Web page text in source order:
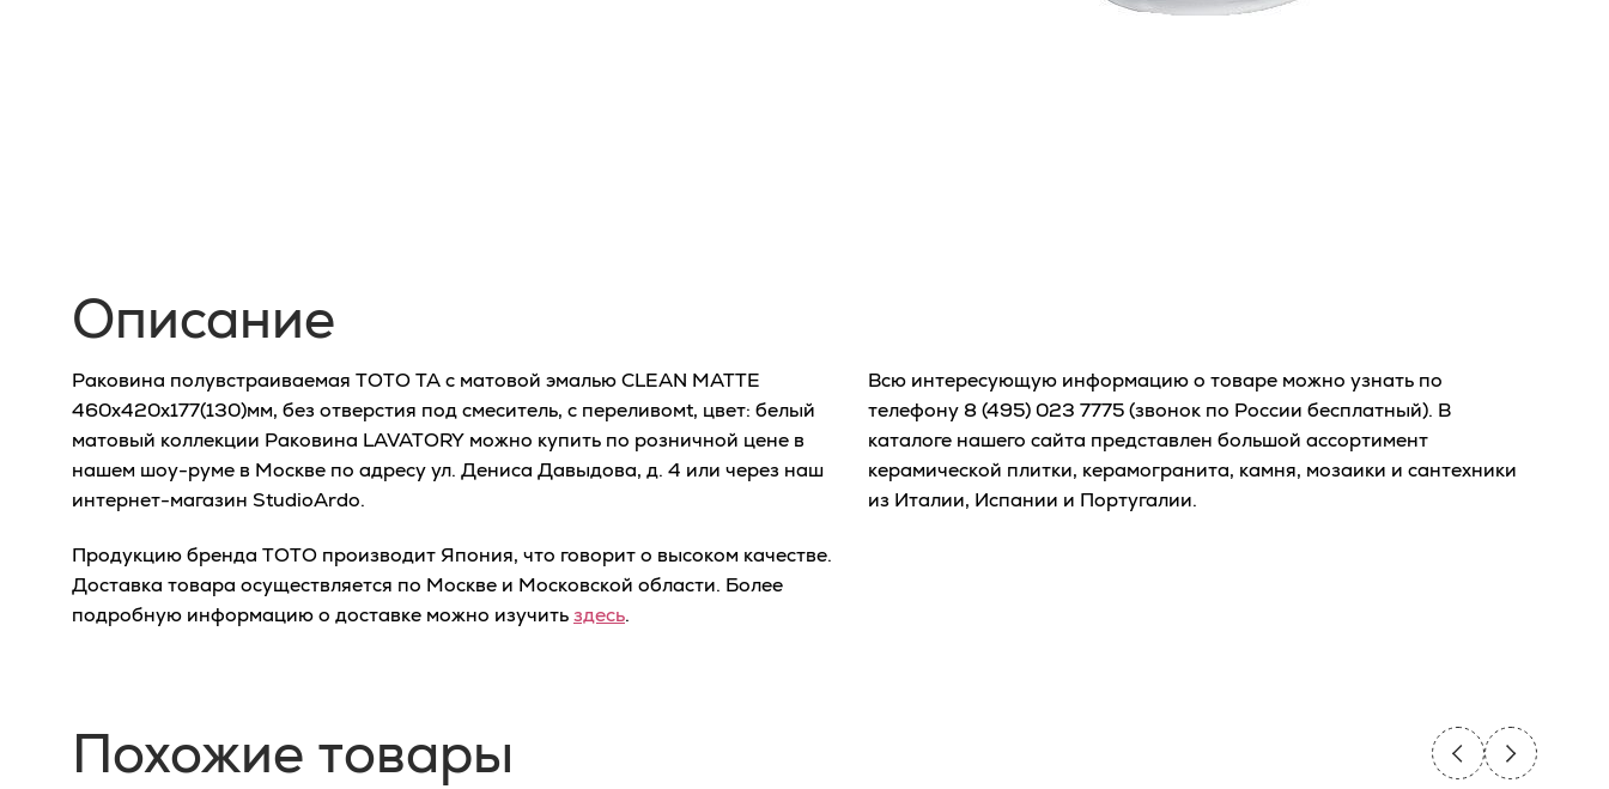
Описание
Раковина полувстраиваемая TOTO TA с матовой эмалью CLEAN MATTE
460x420x177(130)мм, без отверстия под смеситель, с переливомt, цвет: белый
матовый коллекции Раковина LAVATORY можно купить по розничной цене в
нашем шоу-руме в Москве по адресу ул. Дениса Давыдова, д. 4 или через наш
интернет-магазин StudioArdo.
Продукцию бренда TOTO производит Япония, что говорит о высоком качестве.
Доставка товара осуществляется по Москве и Московской области. Более
подробную информацию о доставке можно изучитьздесь.
Всю интересующую информацию о товаре можно узнать по
телефону 8 (495) 023 7775(звонок по России бесплатный). В
каталоге нашего сайта представлен большой ассортимент
керамической плитки, керамогранита, камня, мозаики и сантехники
из Италии, Испании и Португалии.
Похожие товары